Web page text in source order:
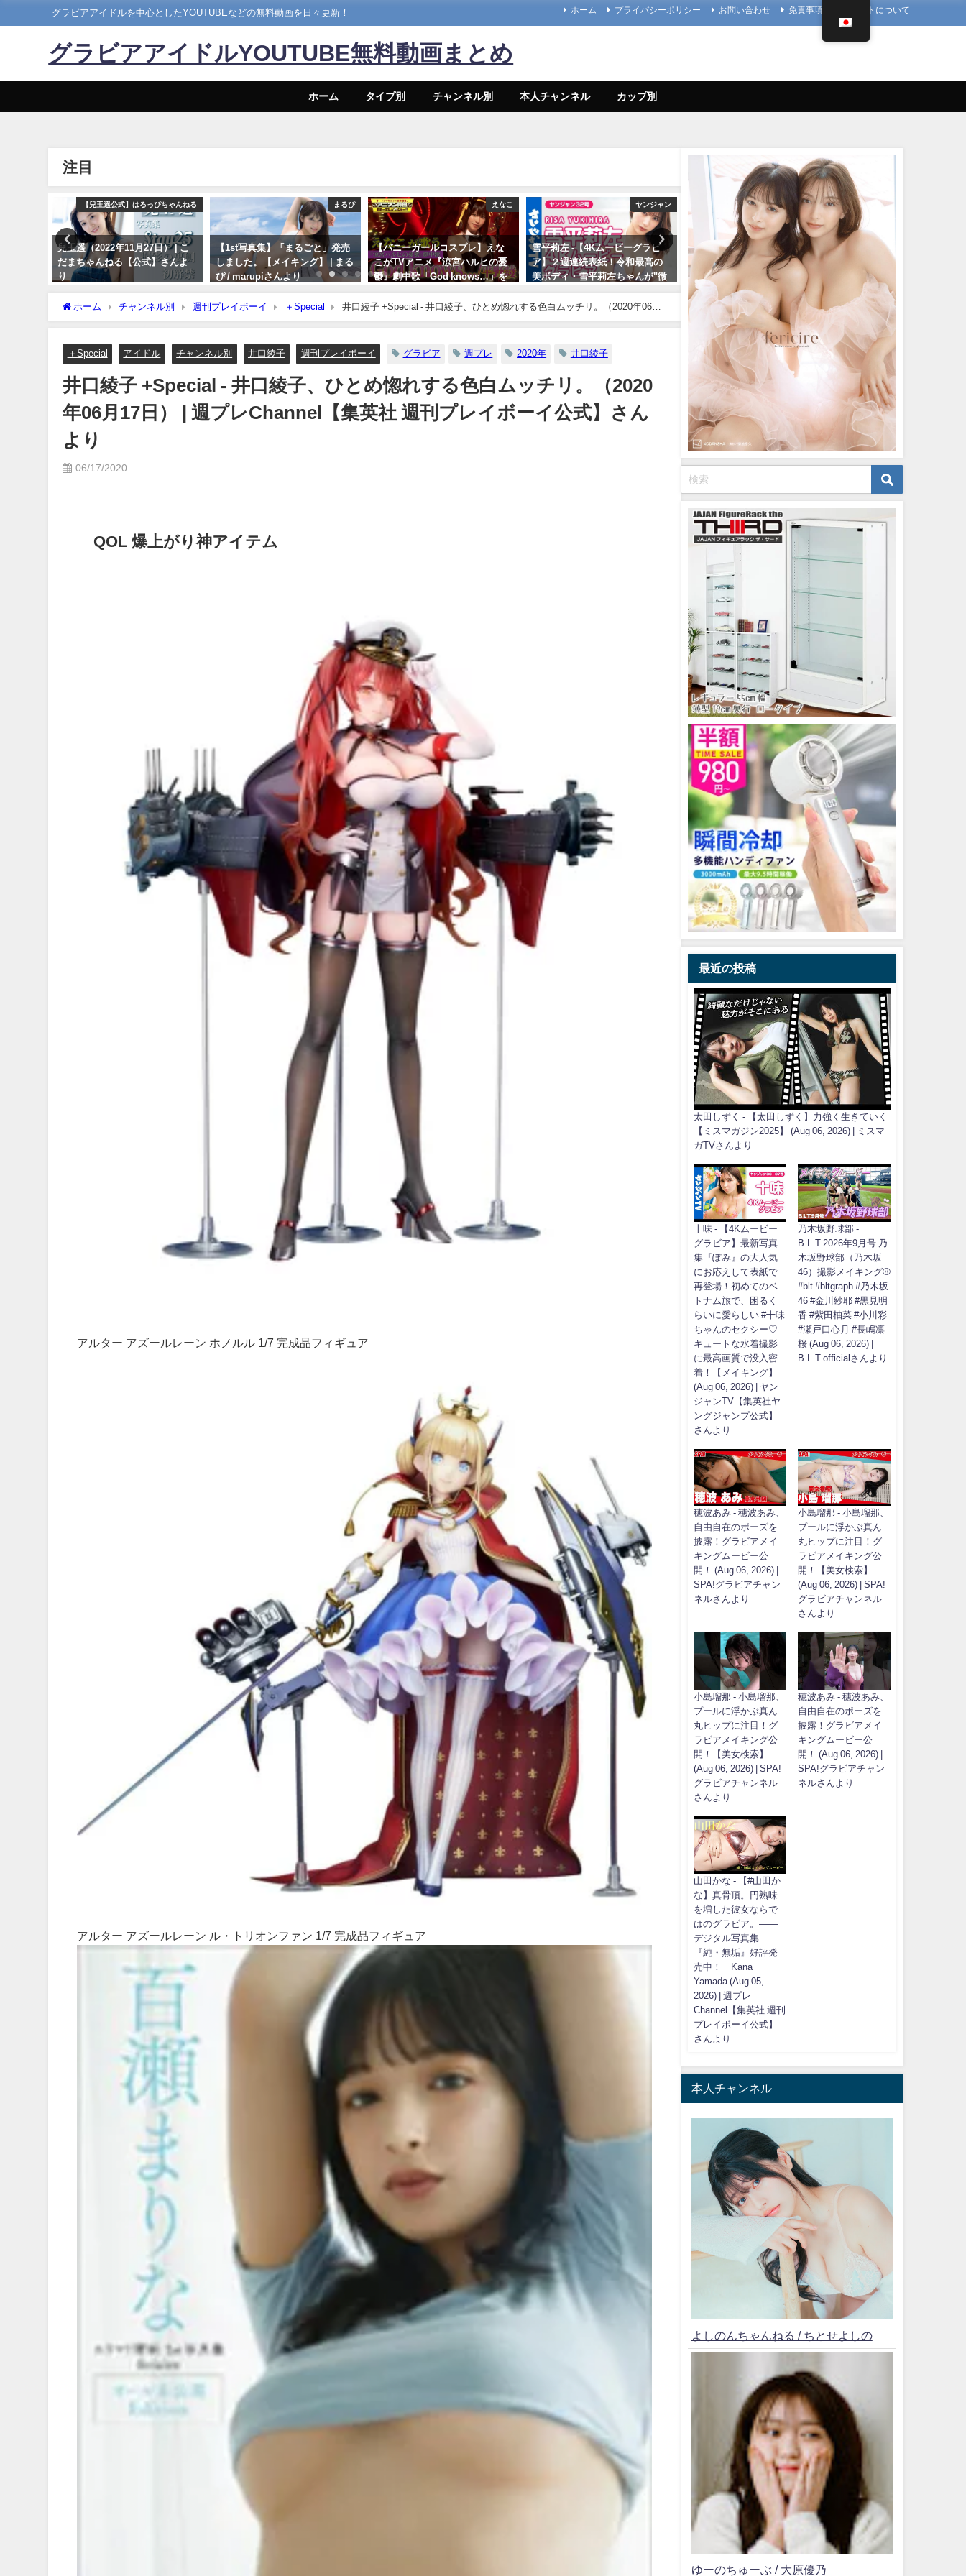
グラビアアイドルを中心としたYOUTUBEなどの無料動画を日々更新！ ホーム プライバシーポリシー お問い合わせ 免責事項 当サイトについて
グラビアアイドルYOUTUBE無料動画まとめ
ホーム タイプ別 チャンネル別 本人チャンネル カップ別
注目
【兒玉遥公式】はるっぴちゃんねる
兒玉遥（2022年11月27日） | こ
だまちゃんねる【公式】さんよ
り
まるぴ
【1st写真集】「まるごと」発売
しました。【メイキング】 | まる
ぴ / marupiさんより
えなこ
【バニーガールコスプレ】えな
こがTVアニメ『涼宮ハルヒの憂
鬱』劇中歌「God knows…」を
神カバー！！
10/17/2024
ヤンジャン
雪平莉左 -【4Kムービーグラビ
ア】２週連続表紙！令和最高の
美ボディ・雪平莉左ちゃんが"微
笑みの国"タイで魅せる女神の微
笑み！カラフルでビビッドな水
着撮影に最高画質で没入密着！
日） | ヤンジャンTV【集英社ヤ
07/06/2023
メイキング
菊地姫奈 - 【2023/12/18発売！週
プレNo.1・2付録DVDチラ見せ
♪】『グラジャパ！』ならDVDが
視聴できる♪ #菊地姫奈 Hina
Kikuchi（2023年12月15日） | 週
プレChannel【集英社 週刊プレ
イボーイ公式】さんより
12/15/2023
久松郁実 いくみんのスポコ
LOVE SPORTS！” （2018
月14日） | アイドルニッポ
YouTubeチャンネルさんよ
07/14/2024
ホーム チャンネル別 週刊プレイボーイ ＋Special
井口綾子 +Special - 井口綾子、ひとめ惚れする色白ムッチリ。（2020年06月
17日） | 週プレChannel【集英社 週刊プレイボーイ公式】さんより
＋Special アイドル チャンネル別 井口綾子 週刊プレイボーイ グラビア 週プレ 2020年 井口綾子
井口綾子 +Special - 井口綾子、ひとめ惚れする色白ムッチリ。（2020
年06月17日） | 週プレChannel【集英社 週刊プレイボーイ公式】さん
より
06/17/2020
QOL 爆上がり神アイテム
アルター アズールレーン ホノルル 1/7 完成品フィギュア
アルター アズールレーン ル・トリオンファン 1/7 完成品フィギュア
最近の投稿
太田しずく - 【太田しずく】力強く生きていく
【ミスマガジン2025】 (Aug 06, 2026) | ミスマ
ガTVさんより
十味 - 【4Kムービー
グラビア】最新写真
集『ぽみ』の大人気
にお応えして表紙で
再登場！初めてのベ
トナム旅で、困るく
らいに愛らしい #十味
ちゃんのセクシー♡
キュートな水着撮影
に最高画質で没入密
着！【メイキング】
(Aug 06, 2026) | ヤン
ジャンTV【集英社ヤ
ングジャンプ公式】
さんより
乃木坂野球部 -
B.L.T.2026年9月号 乃
木坂野球部（乃木坂
46）撮影メイキング⚾️
#blt #bltgraph #乃木坂
46 #金川紗耶 #黒見明
香 #紫田柚菜 #小川彩
#瀬戸口心月 #長嶋凛
桜 (Aug 06, 2026) |
B.L.T.officialさんより
穂波あみ - 穂波あみ、
自由自在のポーズを
披露！グラビアメイ
キングムービー公
開！ (Aug 06, 2026) |
SPA!グラビアチャン
ネルさんより
小島瑠那 - 小島瑠那、
プールに浮かぶ真ん
丸ヒップに注目！グ
ラビアメイキング公
開！【美女検索】
(Aug 06, 2026) | SPA!
グラビアチャンネル
さんより
小島瑠那 - 小島瑠那、
プールに浮かぶ真ん
丸ヒップに注目！グ
ラビアメイキング公
開！【美女検索】
(Aug 06, 2026) | SPA!
グラビアチャンネル
さんより
穂波あみ - 穂波あみ、
自由自在のポーズを
披露！グラビアメイ
キングムービー公
開！ (Aug 06, 2026) |
SPA!グラビアチャン
ネルさんより
山田かな - 【#山田か
な】真骨頂。円熟味
を増した彼女ならで
はのグラビア。――
デジタル写真集
『純・無垢』好評発
売中！ Kana
Yamada (Aug 05,
2026) | 週プレ
Channel【集英社 週刊
プレイボーイ公式】
さんより
本人チャンネル
よしのんちゃんねる / ちとせよしの
ゆーのちゅーぶ / 大原優乃